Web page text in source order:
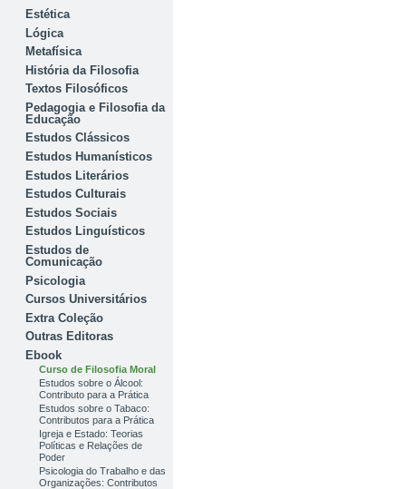
Estética
Lógica
Metafísica
História da Filosofia
Textos Filosóficos
Pedagogia e Filosofia da
Educação
Estudos Clássicos
Estudos Humanísticos
Estudos Literários
Estudos Culturais
Estudos Sociais
Estudos Linguísticos
Estudos de
Comunicação
Psicologia
Cursos Universitários
Extra Coleção
Outras Editoras
Ebook
Curso de Filosofia Moral
Estudos sobre o Álcool:
Contributo para a Prática
Estudos sobre o Tabaco:
Contributos para a Prática
Igreja e Estado: Teorias
Políticas e Relações de
Poder
Psicologia do Trabalho e das
Organizações: Contributos